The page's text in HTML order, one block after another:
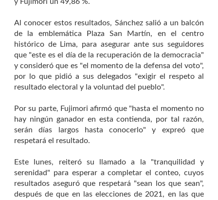
Al conocer estos resultados, Sánchez salió a un balcón
de la emblemática Plaza San Martín, en el centro
histórico de Lima, para asegurar ante sus seguidores
que "este es el día de la recuperación de la democracia"
y consideró que es "el momento de la defensa del voto",
por lo que pidió a sus delegados "exigir el respeto al
resultado electoral y la voluntad del pueblo".
Por su parte, Fujimori afirmó que "hasta el momento no
hay ningún ganador en esta contienda, por tal razón,
serán días largos hasta conocerlo" y expreó que
respetará el resultado.
Este lunes, reiteró su llamado a la "tranquilidad y
serenidad" para esperar a completar el conteo, cuyos
resultados aseguró que respetará "sean los que sean",
después de que en las elecciones de 2021, en las que